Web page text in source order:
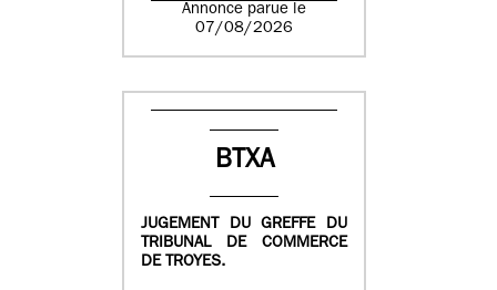
Annonce parue le
07/08/2026
BTXA
JUGEMENT DU GREFFE DU
TRIBUNAL DE COMMERCE
DE TROYES.